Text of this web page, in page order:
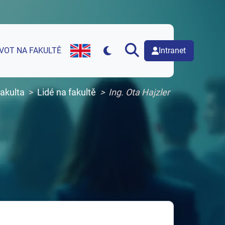
NA FAKULTĚ
English version of web page
Intranet
Lidé na fakultě Ing. Ota Hajzler